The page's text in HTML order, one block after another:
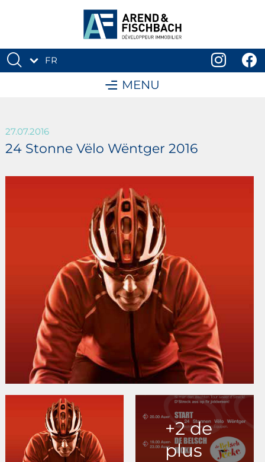
FR
MENU
27.07.2016
24 Stonne Vëlo Wëntger 2016
+2 de
plus